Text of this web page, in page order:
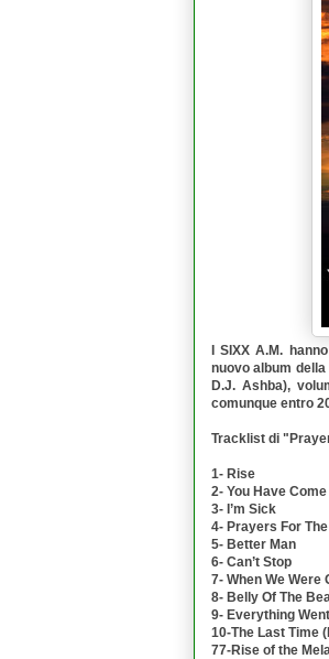
ISIXX A.M.
nuovo album della
D.J. Ashba),
comunque entro
Tracklist di "
1- Rise
2- You Have
3- I’m Sick
4- Prayers For
5- Better Man
6- Can’t Stop
7- When We Were
8- Belly Of The
9- Everything Went
10-The Last Time
77-Rise of the